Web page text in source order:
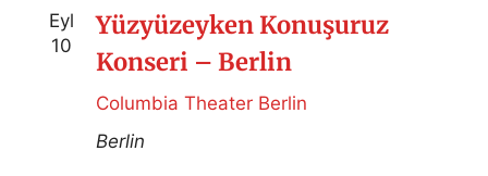
Eyl
10
Yüzyüzeyken Konuşuruz
Konseri – Berlin
Columbia Theater Berlin
Berlin